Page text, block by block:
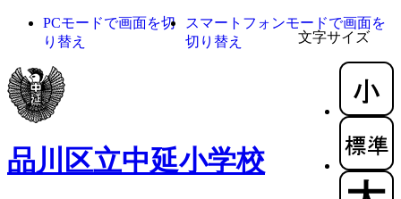
文字サイズ
PCモードで画面を切
り替え
スマートフォンモードで画面を
切り替え
品川区立中延小学校